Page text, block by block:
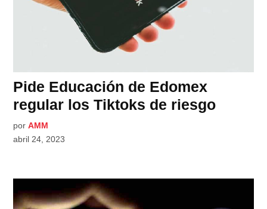
Pide Educación de Edomex
regular los Tiktoks de riesgo
por AMM
abril 24, 2023